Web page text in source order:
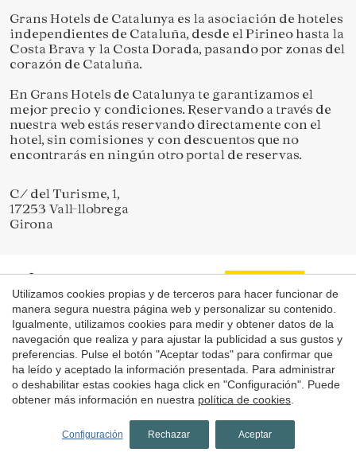
Grans Hotels de Catalunya es la asociación de hoteles
independientes de Cataluña, desde el Pirineo hasta la
Costa Brava y la Costa Dorada, pasando por zonas del
corazón de Cataluña.
En Grans Hotels de Catalunya te garantizamos el
mejor precio y condiciones. Reservando a través de
nuestra web estás reservando directamente con el
hotel, sin comisiones y con descuentos que no
encontrarás en ningún otro portal de reservas.
C/ del Turisme, 1,
17253 Vall-llobrega
Girona
Aviso Legal
Utilizamos cookies propias y de terceros para hacer funcionar de
manera segura nuestra página web y personalizar su contenido.
Igualmente, utilizamos cookies para medir y obtener datos de la
navegación que realiza y para ajustar la publicidad a sus gustos y
preferencias. Pulse el botón "Aceptar todas" para confirmar que
ha leído y aceptado la información presentada. Para administrar
o deshabilitar estas cookies haga click en "Configuración". Puede
obtener más información en nuestra política de cookies
Configuración Rechazar Aceptar